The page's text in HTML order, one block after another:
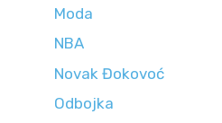
Moda
NBA
Novak Đokovoć
Odbojka